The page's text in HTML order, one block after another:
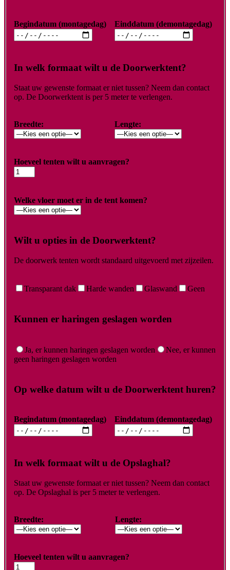
Begindatum (montagedag) Einddatum (demontagedag)
In welk formaat wilt u de Doorwerktent?
Staat uw gewenste formaat er niet tussen? Neem dan contact
op. De Doorwerktent is per 5 meter te verlengen.
Breedte: Lengte:
Hoeveel tenten wilt u aanvragen?
Welke vloer moet er in de tent komen?
Wilt u opties in de Doorwerktent?
De doorwerk tenten wordt standaard uitgevoerd met zijzeilen.
Transparant dak Harde wanden Glaswand Geen
Kunnen er haringen geslagen worden
Ja, er kunnen haringen geslagen worden
Nee, er kunnen
geen haringen geslagen worden
Op welke datum wilt u de Doorwerktent huren?
Begindatum (montagedag) Einddatum (demontagedag)
In welk formaat wilt u de Opslaghal?
Staat uw gewenste formaat er niet tussen? Neem dan contact
op. De Opslaghal is per 5 meter te verlengen.
Breedte: Lengte:
Hoeveel tenten wilt u aanvragen?